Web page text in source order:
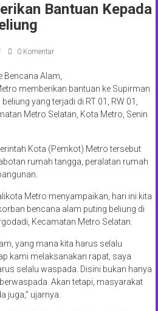
Bantuan Kepada
0 Komentar
Bencana Alam,
memberikan bantuan ke Supirman
yang terjadi di RT 01, RW 01,
Metro Selatan, Kota Metro, Senin
Kota (Pemkot) Metro tersebut
rumah tangga, peralatan rumah
Metro menyampaikan, hari ini kita
bencana alam puting beliung di
Kecamatan Metro Selatan.
yang mana kita harus selalu
kami melaksanakan rapat, saya
selalu waspada. Disini bukan hanya
Akan tetapi, masyarakat
juga,” ujarnya.